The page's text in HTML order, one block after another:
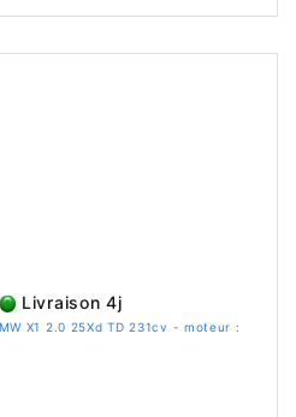
Livraison 4j
X1 2.0 25Xd TD 231cv - moteur :